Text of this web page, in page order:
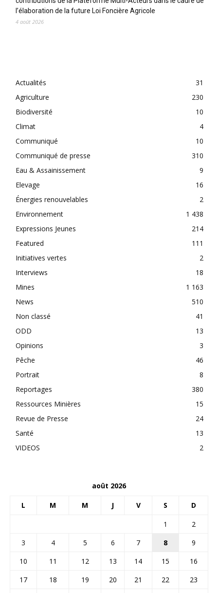
l’élaboration de la future Loi Foncière Agricole
4 août 2026
Actualités
31
Agriculture
230
Biodiversité
10
Climat
4
Communiqué
10
Communiqué de presse
310
Eau & Assainissement
9
Elevage
16
Énergies renouvelables
2
Environnement
1 438
Expressions Jeunes
214
Featured
111
Initiatives vertes
2
Interviews
18
Mines
1 163
News
510
Non classé
41
ODD
13
Opinions
3
Pêche
46
Portrait
8
Reportages
380
Ressources Minières
15
Revue de Presse
24
Santé
13
VIDEOS
2
août 2026
L M M J V S D
1
2
3
4 5 6 7 8
9
10
11 12 13 14 15
16
17
18 19 20 21 22
23